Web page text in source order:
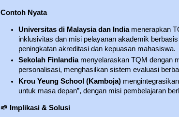
Contoh Nyata
Universitas di Malaysia dan Indiamenerapkan
inklusivitas dan misi pelayanan akademik
peningkatan akreditasi dan kepuasan mahasiswa.
Sekolah Finlandiamenyelaraskan TQM dengan
personalisasi, menghasilkan sistem evaluasi
Krou Yeung School (Kamboja)
untuk masa depan”, dengan misi pembelajaran
🌱 Implikasi & Solusi